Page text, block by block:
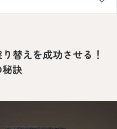
替えを成功させる！
訣